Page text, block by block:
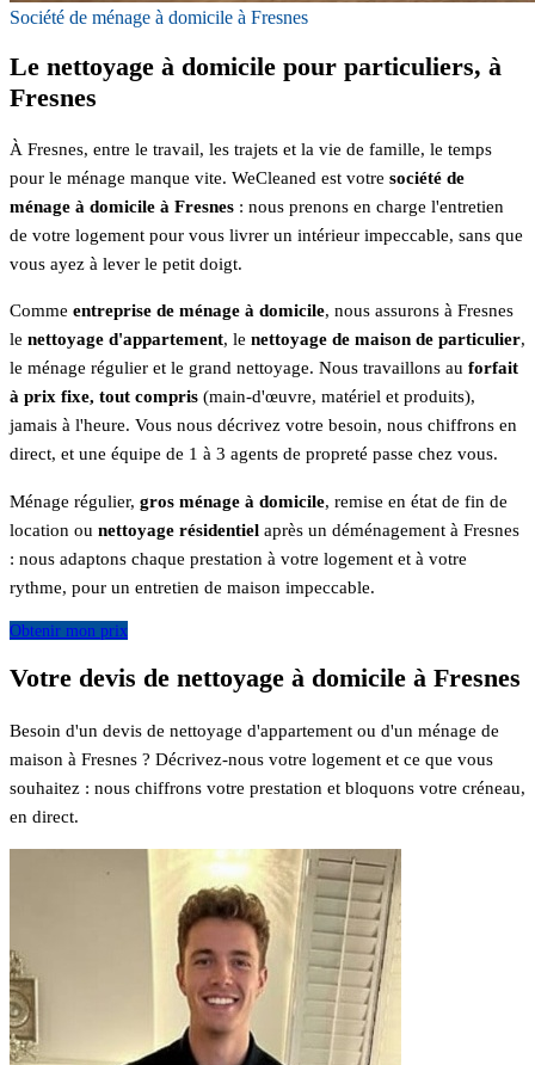
Société de ménage à domicile à Fresnes
Le nettoyage à domicile pour particuliers, à
Fresnes
À Fresnes, entre le travail, les trajets et la vie de famille, le temps
pour le ménage manque vite. WeCleaned est votre société de
ménage à domicile à Fresnes : nous prenons en charge l'entretien
de votre logement pour vous livrer un intérieur impeccable, sans que
vous ayez à lever le petit doigt.
Comme entreprise de ménage à domicile, nous assurons à Fresnes
le nettoyage d'appartement, le nettoyage de maison de particulier,
le ménage régulier et le grand nettoyage. Nous travaillons au forfait
à prix fixe, tout compris (main-d'œuvre, matériel et produits),
jamais à l'heure. Vous nous décrivez votre besoin, nous chiffrons en
direct, et une équipe de 1 à 3 agents de propreté passe chez vous.
Ménage régulier, gros ménage à domicile, remise en état de fin de
location ou nettoyage résidentiel après un déménagement à Fresnes
: nous adaptons chaque prestation à votre logement et à votre
rythme, pour un entretien de maison impeccable.
Obtenir mon prix
Votre devis de nettoyage à domicile à Fresnes
Besoin d'un devis de nettoyage d'appartement ou d'un ménage de
maison à Fresnes ? Décrivez-nous votre logement et ce que vous
souhaitez : nous chiffrons votre prestation et bloquons votre créneau,
en direct.